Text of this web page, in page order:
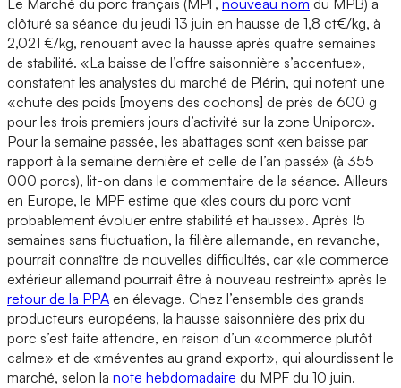
Le Marché du porc français (MPF, nouveau nom du MPB) a
clôturé sa séance du jeudi 13 juin en hausse de 1,8 ct€/kg, à
2,021 €/kg, renouant avec la hausse après quatre semaines
de stabilité. «La baisse de l’offre saisonnière s’accentue»,
constatent les analystes du marché de Plérin, qui notent une
«chute des poids [moyens des cochons] de près de 600 g
pour les trois premiers jours d’activité sur la zone Uniporc».
Pour la semaine passée, les abattages sont «en baisse par
rapport à la semaine dernière et celle de l’an passé» (à 355
000 porcs), lit-on dans le commentaire de la séance. Ailleurs
en Europe, le MPF estime que «les cours du porc vont
probablement évoluer entre stabilité et hausse». Après 15
semaines sans fluctuation, la filière allemande, en revanche,
pourrait connaître de nouvelles difficultés, car «le commerce
extérieur allemand pourrait être à nouveau restreint» après le
retour de la PPA en élevage. Chez l’ensemble des grands
producteurs européens, la hausse saisonnière des prix du
porc s’est faite attendre, en raison d’un «commerce plutôt
calme» et de «méventes au grand export», qui alourdissent le
marché, selon la note hebdomadaire du MPF du 10 juin.